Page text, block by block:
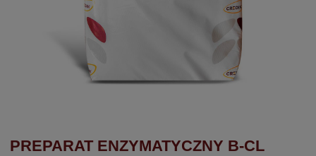
PREPARAT ENZYMATYCZNY B-CL